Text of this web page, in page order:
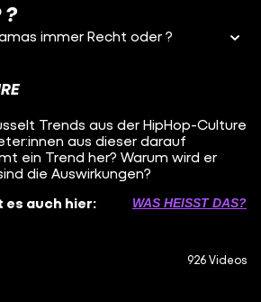
?
immer Recht oder ?
Trends aus der HipHop-Culture
aus dieser darauf
ein Trend her? Warum wird er
die Auswirkungen?
es auch hier:
WAS HEISST DAS?
926 Videos